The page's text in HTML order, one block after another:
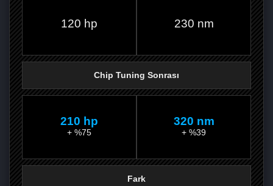
120 hp 230 nm
Chip Tuning Sonrası
210 hp
+ %75
320 nm
+ %39
Fark